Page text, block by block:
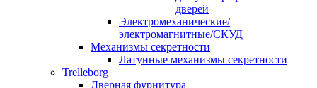
дверей
Электромеханические/
электромагнитные/СКУД
Механизмы секретности
Латунные механизмы секретности
Trelleborg
Дверная фурнитура